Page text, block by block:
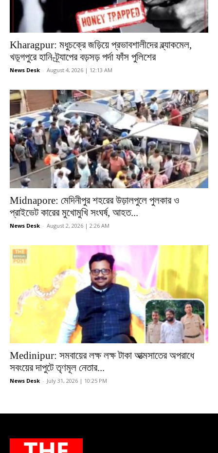
Kharagpur: মধুচক্রে জড়িয়ে প্রভাবশালীদের ব্ল্যাকমেল,
খড়্গপুরে হানি-ট্র্যাপের বড়সড় পর্দা ফাঁস পুলিশের
News Desk - August 4, 2026 | 12:13 AM
Midnapore: মেদিনীপুর শহরের উড়ালপুলে পুলকার ও
প্রাইভেট কারের মুখোমুখি সংঘর্ষ, আহত...
News Desk - August 2, 2026 | 2:26 AM
Medinipur: সমবায়ের লক্ষ লক্ষ টাকা আত্মসাতের অপরাধে
সবংয়ের দাপুটে তৃণমূল নেতার...
News Desk - July 31, 2026 | 10:25 PM